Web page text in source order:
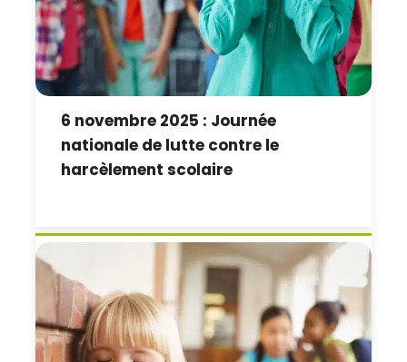
6 novembre 2025 : Journée
nationale de lutte contre le
harcèlement scolaire